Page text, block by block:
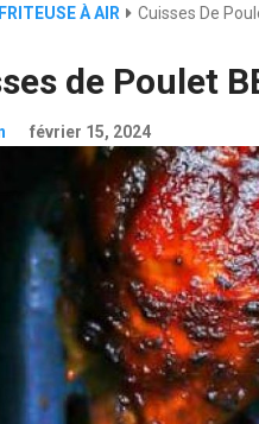
FRITEUSE À AIR Cuisses De
de Poulet
février 15, 2024